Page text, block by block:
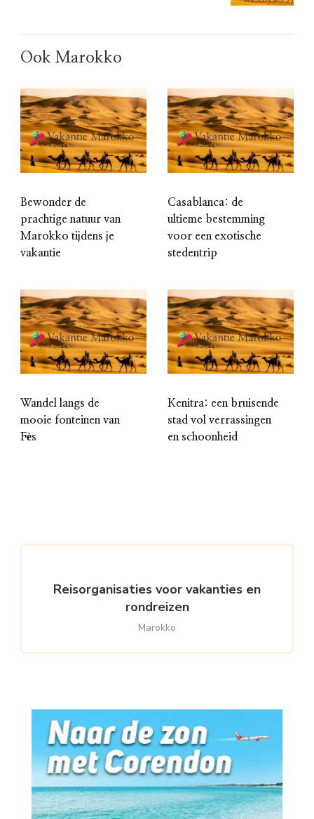
Ook Marokko
Bewonder de
prachtige natuur van
Marokko tijdens je
vakantie
Casablanca: de
ultieme bestemming
voor een exotische
stedentrip
Wandel langs de
mooie fonteinen van
Fès
Kenitra: een bruisende
stad vol verrassingen
en schoonheid
Reisorganisaties voor vakanties en
rondreizen
Marokko